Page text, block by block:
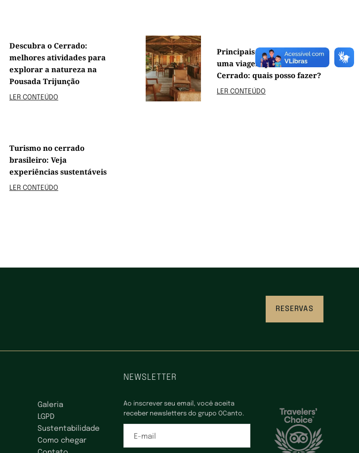
Descubra o Cerrado:
melhores atividades para
explorar a natureza na
Pousada Trijunção
LER CONTEÚDO
Principais experiências em
uma viagem para o
Cerrado: quais posso fazer?
LER CONTEÚDO
Turismo no cerrado
brasileiro: Veja
experiências sustentáveis
LER CONTEÚDO
RESERVAS
Galeria
LGPD
Sustentabilidade
Como chegar
NEWSLETTER
Ao inscrever seu email, você aceita
receber newsletters do grupo OCanto.
E-mail